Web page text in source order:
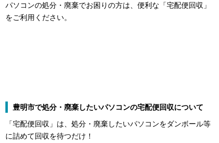
パソコンの処分・廃棄でお困りの方は、便利な「宅配便回収」
をご利用ください。
豊明市で処分・廃棄したいパソコンの宅配便回収について
「宅配便回収」は、処分・廃棄したいパソコンをダンボール等
に詰めて回収を待つだけ！